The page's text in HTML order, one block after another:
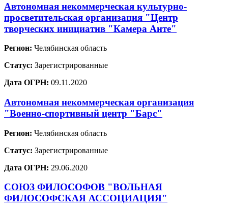
Автономная некоммерческая культурно-
просветительская организация "Центр
творческих инициатив "Камера Анте"
Регион: Челябинская область
Статус: Зарегистрированные
Дата ОГРН: 09.11.2020
Автономная некоммерческая организация
"Военно-спортивный центр "Барс"
Регион: Челябинская область
Статус: Зарегистрированные
Дата ОГРН: 29.06.2020
СОЮЗ ФИЛОСОФОВ "ВОЛЬНАЯ
ФИЛОСОФСКАЯ АССОЦИАЦИЯ"